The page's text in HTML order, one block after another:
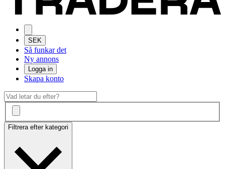
SEK
Så funkar det
Ny annons
Logga in
Skapa konto
Filtrera efter kategori